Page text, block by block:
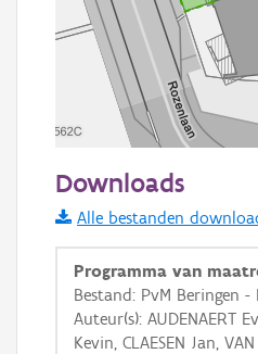
Informatie Vlaanderen
i
+ −
Downloads
Alle bestanden
Programma van
Bestand: PvM Beringen -
Auteur(s): AUDENAERT
Kevin, CLAESEN Jan, VAN